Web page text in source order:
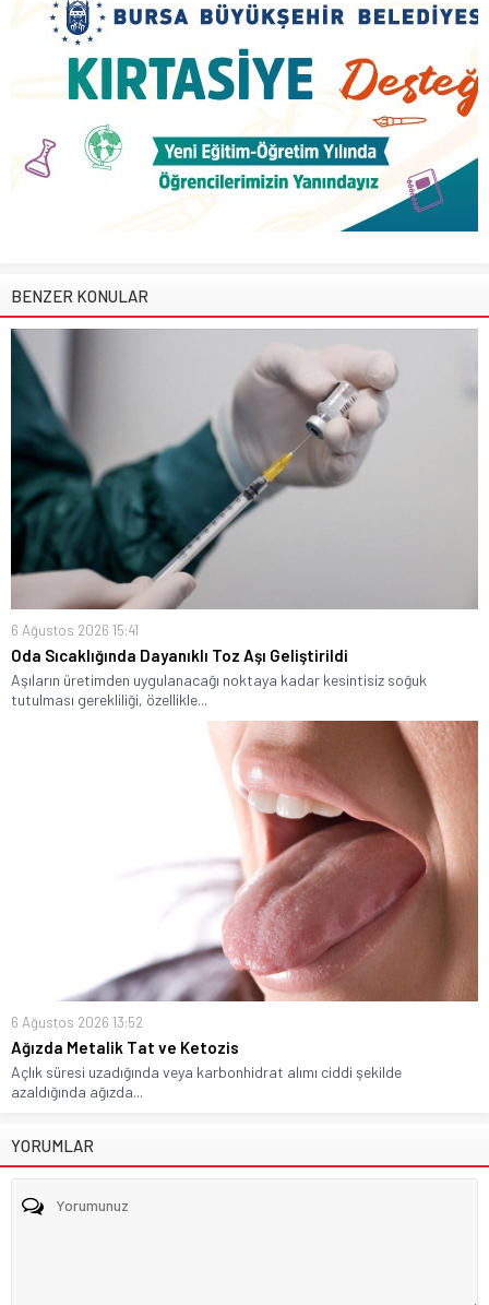
BENZER KONULAR
6 Ağustos 2026 15:41
Oda Sıcaklığında Dayanıklı Toz Aşı Geliştirildi
Aşıların üretimden uygulanacağı noktaya kadar kesintisiz soğuk
tutulması gerekliliği, özellikle...
6 Ağustos 2026 13:52
Ağızda Metalik Tat ve Ketozis
Açlık süresi uzadığında veya karbonhidrat alımı ciddi şekilde
azaldığında ağızda...
YORUMLAR